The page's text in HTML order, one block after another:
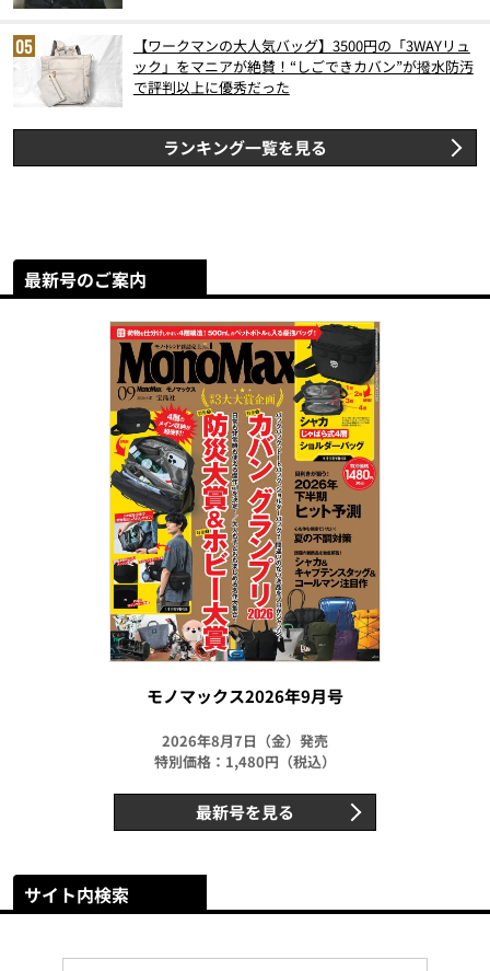
【ワークマンの大人気バッグ】3500円の「3WAYリュ
ック」をマニアが絶賛！“しごできカバン”が撥水防汚
で評判以上に優秀だった
ランキング一覧を見る
最新号のご案内
モノマックス2026年9月号
2026年8月7日（金）発売
特別価格：1,480円（税込）
最新号を見る
サイト内検索